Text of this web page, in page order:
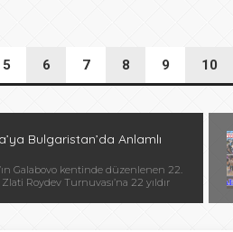
5 6 7 8 9 10
Bulgaristan’da Anlamlı
Galabovo kentinde düzenlenen 22.
Roydev Turnuvası’na 22 yıldır